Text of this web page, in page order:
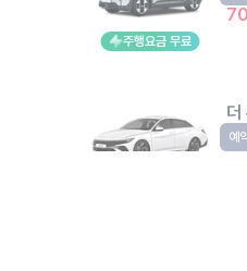
주행요금 무료
70
더
준
예